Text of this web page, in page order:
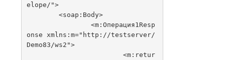
elope/">
	<soap:Body>
onse xmlns:m="http://testserver/
Demo83/ws2">